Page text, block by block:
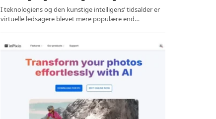
I teknologiens og den kunstige intelligens’ tidsalder er
virtuelle ledsagere blevet mere populære end…